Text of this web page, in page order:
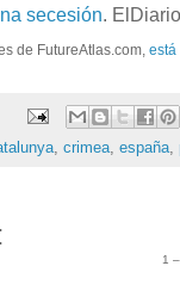
secesión .
de FutureAtlas.com, está
, crimea, españa,
1